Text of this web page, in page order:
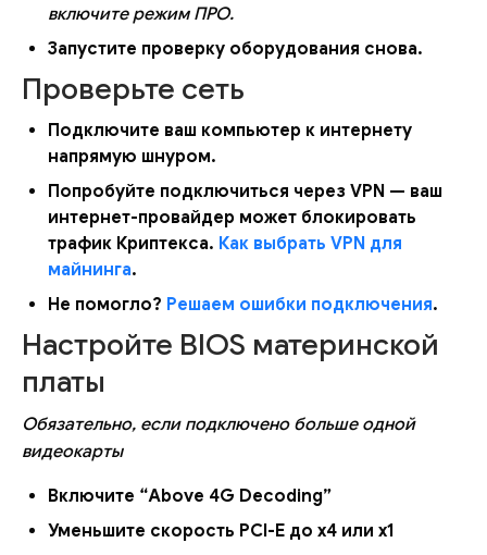
включите режим ПРО.
Запустите проверку оборудования снова.
Проверьте сеть
Подключите ваш компьютер к интернету
напрямую шнуром.
Попробуйте подключиться через VPN — ваш
интернет-провайдер может блокировать
трафик Криптекса. Как выбрать VPN для
майнинга.
Не помогло? Решаем ошибки подключения.
Настройте BIOS материнской
платы
Обязательно, если подключено больше одной
видеокарты
Включите “Above 4G Decoding”
Уменьшите скорость PCI-E до x4 или x1